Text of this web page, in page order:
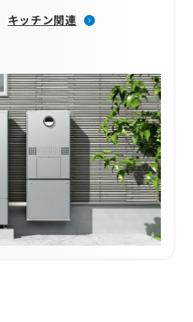
キッチン関連